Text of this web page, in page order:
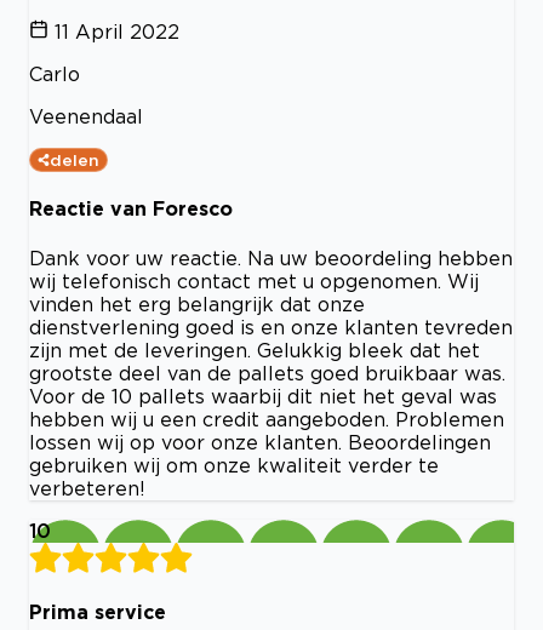
11 April 2022
Carlo
Veenendaal
delen
Reactie van Foresco
Dank voor uw reactie. Na uw beoordeling hebben
wij telefonisch contact met u opgenomen. Wij
vinden het erg belangrijk dat onze
dienstverlening goed is en onze klanten tevreden
zijn met de leveringen. Gelukkig bleek dat het
grootste deel van de pallets goed bruikbaar was.
Voor de 10 pallets waarbij dit niet het geval was
hebben wij u een credit aangeboden. Problemen
lossen wij op voor onze klanten. Beoordelingen
gebruiken wij om onze kwaliteit verder te
verbeteren!
10
Prima service